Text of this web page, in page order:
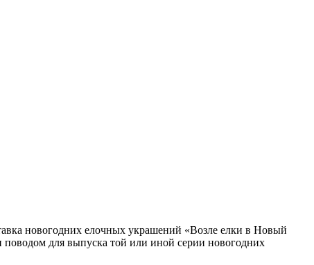
новогодних елочных украшений «Возле елки в Новый
поводом для выпуска той или иной серии новогодних